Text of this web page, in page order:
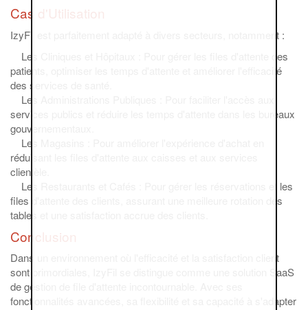
Cas d'Utilisation
IzyFil est parfaitement adapté à divers secteurs, notamment :
Les Cliniques et Hôpitaux : Pour gérer les files d'attente des
patients, optimiser les temps d'attente et améliorer l'efficacité
des services de santé.
Les Administrations Publiques : Pour faciliter l'accès aux
services publics et réduire les temps d'attente dans les bureaux
gouvernementaux.
Les Magasins : Pour améliorer l'expérience d'achat en
réduisant les files d'attente aux caisses et aux services
clientèle.
Les Restaurants et Cafés : Pour gérer les réservations et les
files d'attente des clients, assurant une meilleure rotation des
tables et une satisfaction accrue des clients.
Conclusion
Dans un environnement où l'efficacité et la satisfaction client
sont primordiales, IzyFil se distingue comme une solution SaaS
de gestion de file d'attente incontournable. Avec ses
fonctionnalités avancées, sa flexibilité et sa capacité à s'adapter